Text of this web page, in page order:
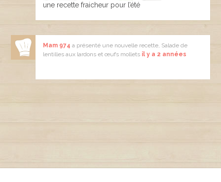
une recette fraicheur pour l’été
Mam 974 a présenté une nouvelle recette, Salade de
lentilles aux lardons et œufs mollets il y a 2 années